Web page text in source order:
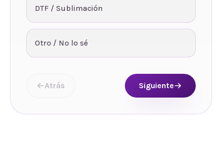
DTF / Sublimación
Otro / No lo sé
Atrás Siguiente